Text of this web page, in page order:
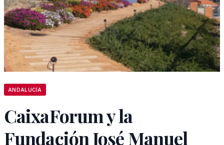
ANDALUCÍA
CaixaForum y la
Fundación José Manuel